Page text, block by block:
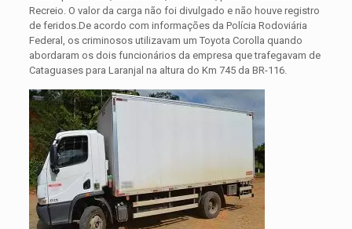
Recreio. O valor da carga não foi divulgado e não houve registro
de feridos. De acordo com informações da Polícia Rodoviária
Federal, os criminosos utilizavam um Toyota Corolla quando
abordaram os dois funcionários da empresa que trafegavam de
Cataguases para Laranjal na altura do Km 745 da BR-116.